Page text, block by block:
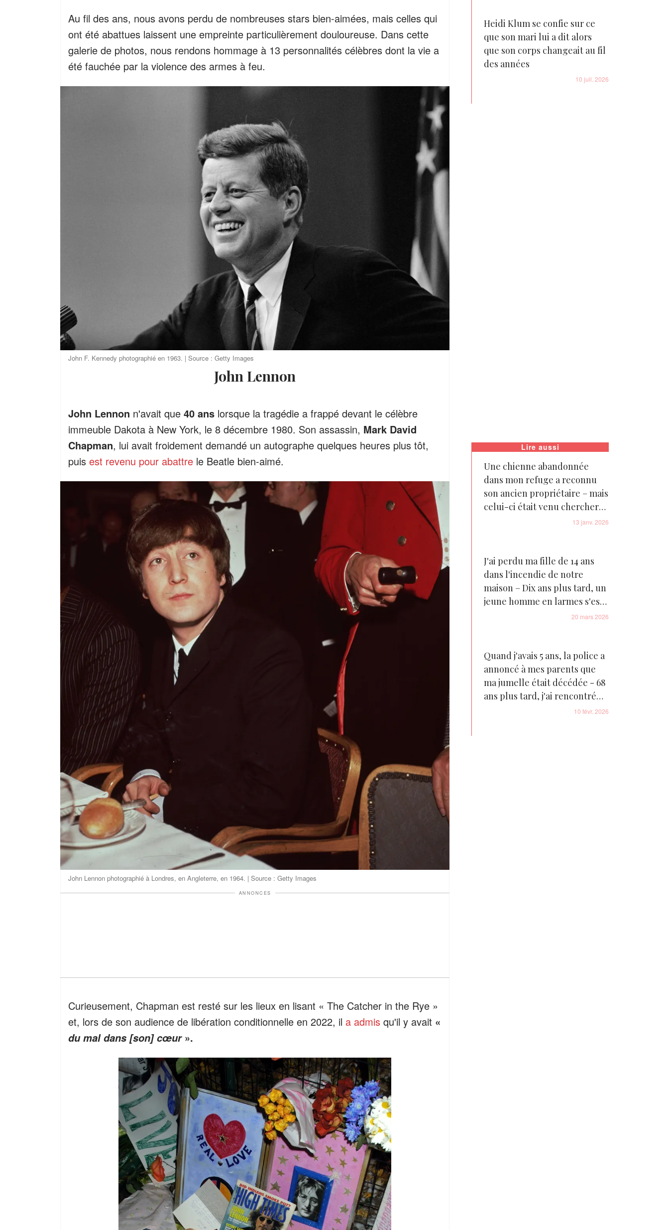
Au fil des ans, nous avons perdu de nombreuses stars bien-aimées, mais celles qui
ont été abattues laissent une empreinte particulièrement douloureuse. Dans cette
galerie de photos, nous rendons hommage à 13 personnalités célèbres dont la vie a
été fauchée par la violence des armes à feu.
John F. Kennedy photographié en 1963. | Source : Getty Images
John Lennon
John Lennon n'avait que 40 ans lorsque la tragédie a frappé devant le célèbre
immeuble Dakota à New York, le 8 décembre 1980. Son assassin, Mark David
Chapman, lui avait froidement demandé un autographe quelques heures plus tôt,
puis est revenu pour abattre le Beatle bien-aimé.
John Lennon photographié à Londres, en Angleterre, en 1964. | Source : Getty Images
ANNONCES
Curieusement, Chapman est resté sur les lieux en lisant « The Catcher in the Rye »
et, lors de son audience de libération conditionnelle en 2022, il a admis qu'il y avait «
du mal dans [son] cœur».
Heidi Klum se confie sur ce
que son mari lui a dit alors
que son corps changeait au fil
des années
10 juil. 2026
Lire aussi
Une chienne abandonnée
dans mon refuge a reconnu
son ancien propriétaire – mais
celui-ci était venu chercher
un nouveau chien, et je ne l'ai
13 janv. 2026
J'ai perdu ma fille de 14 ans
dans l'incendie de notre
maison – Dix ans plus tard, un
jeune homme en larmes s'est
présenté sur le pas de ma20 mars 2026
Quand j'avais 5 ans, la police a
annoncé à mes parents que
ma jumelle était décédée - 68
ans plus tard, j'ai rencontré
10 févr. 2026